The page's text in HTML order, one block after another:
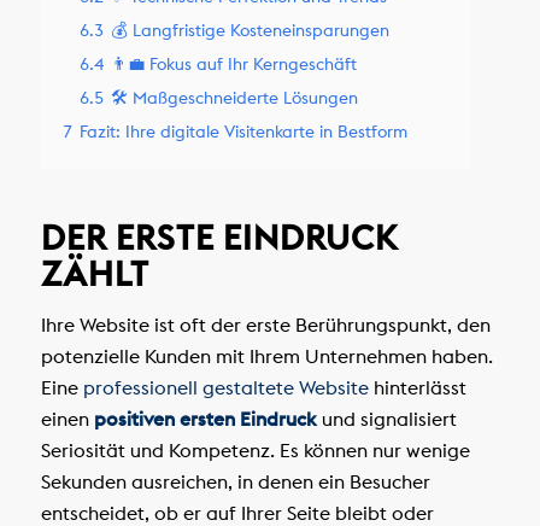
6.3 💰 Langfristige Kosteneinsparungen
6.4 👨‍💼 Fokus auf Ihr Kerngeschäft
6.5 🛠 Maßgeschneiderte Lösungen
7 Fazit: Ihre digitale Visitenkarte in Bestform
DER ERSTE EINDRUCK
ZÄHLT
Ihre Website ist oft der erste Berührungspunkt, den
potenzielle Kunden mit Ihrem Unternehmen haben.
Eine professionell gestaltete Websitehinterlässt
einen positiven ersten Eindruckund signalisiert
Seriosität und Kompetenz. Es können nur wenige
Sekunden ausreichen, in denen ein Besucher
entscheidet, ob er auf Ihrer Seite bleibt oder